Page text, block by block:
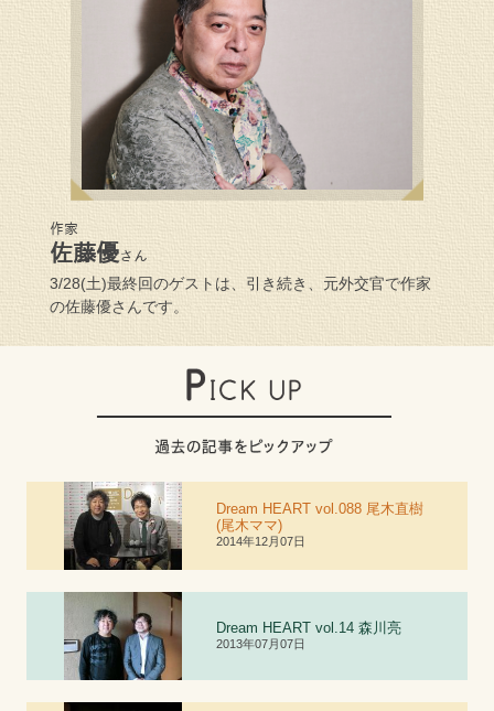
作家
佐藤優さん
3/28(土)最終回のゲストは、引き続き、元外交官で作家
の佐藤優さんです。
Dream HEART vol.088 尾木直樹
(尾木ママ)
2014年12月07日
Dream HEART vol.14 森川亮
2013年07月07日